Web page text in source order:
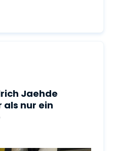
Jaehde
als nur ein